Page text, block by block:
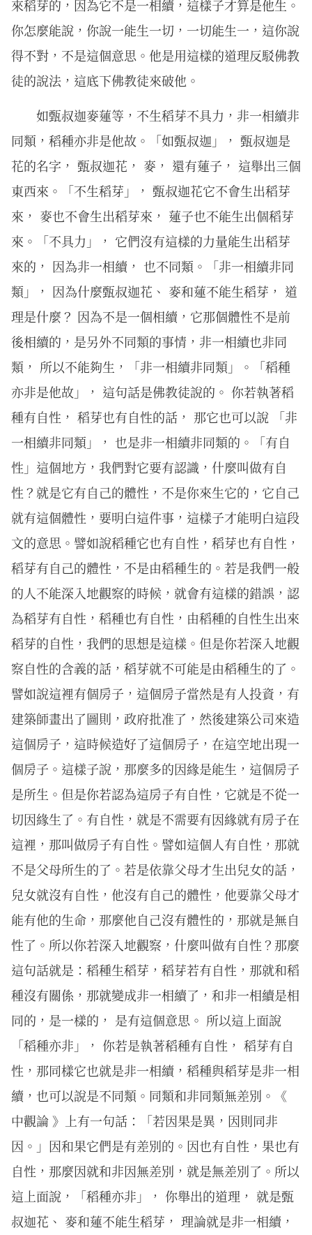
來稻芽的，因為它不是一相續，這樣子才算是他生。
你怎麼能說，你說一能生一切，一切能生一，這你說
得不對，不是這個意思。他是用這樣的道理反駁佛教
徒的說法，這底下佛教徒來破他。
如甄叔迦⿆蓮等，不⽣稻芽不具⼒，⾮⼀相續⾮
同類，稻種亦⾮是他故。「如甄叔迦」， 甄叔迦是
花的名字， 甄叔迦花， 麥， 還有蓮子， 這舉出三個
東西來。「不生稻芽」， 甄叔迦花它不會生出稻芽
來， 麥也不會生出稻芽來， 蓮子也不能生出個稻芽
來。「不具力」， 它們沒有這樣的力量能生出稻芽
來的， 因為非一相續， 也不同類。「非一相續非同
類」， 因為什麼甄叔迦花、 麥和蓮不能生稻芽， 道
理是什麼？ 因為不是一個相續，它那個體性不是前
後相續的，是另外不同類的事情，非一相續也非同
類， 所以不能夠生，「非一相續非同類」。「稻種
亦非是他故」， 這句話是佛教徒說的。 你若執著稻
種有自性， 稻芽也有自性的話， 那它也可以說 「非
一相續非同類」， 也是非一相續非同類的。「有自
性」這個地方，我們對它要有認識，什麼叫做有自
性？就是它有自己的體性，不是你來生它的，它自己
就有這個體性，要明白這件事，這樣子才能明白這段
文的意思。譬如說稻種它也有自性，稻芽也有自性，
稻芽有自己的體性，不是由稻種生的。若是我們一般
的人不能深入地觀察的時候，就會有這樣的錯誤，認
為稻芽有自性，稻種也有自性，由稻種的自性生出來
稻芽的自性，我們的思想是這樣。但是你若深入地觀
察自性的含義的話，稻芽就不可能是由稻種生的了。
譬如說這裡有個房子，這個房子當然是有人投資，有
建築師畫出了圖則，政府批准了，然後建築公司來造
這個房子，這時候造好了這個房子，在這空地出現一
個房子。這樣子說，那麼多的因緣是能生，這個房子
是所生。但是你若認為這房子有自性，它就是不從一
切因緣生了。有自性，就是不需要有因緣就有房子在
這裡，那叫做房子有自性。譬如這個人有自性，那就
不是父母所生的了。若是依靠父母才生出兒女的話，
兒女就沒有自性，他沒有自己的體性，他要靠父母才
能有他的生命，那麼他自己沒有體性的，那就是無自
性了。所以你若深入地觀察，什麼叫做有自性？那麼
這句話就是：稻種生稻芽，稻芽若有自性，那就和稻
種沒有關係，那就變成非一相續了，和非一相續是相
同的，是一樣的， 是有這個意思。 所以這上面說
「稻種亦非」， 你若是執著稻種有自性， 稻芽有自
性，那同樣它也就是非一相續，稻種與稻芽是非一相
續，也可以說是不同類。同類和非同類無差別。《
中觀論 》上有一句話：「若因果是異，因則同非
因。」因和果它們是有差別的。因也有自性，果也有
自性，那麼因就和非因無差別，就是無差別了。所以
這上面說，「稻種亦非」， 你舉出的道理， 就是甄
叔迦花、 麥和蓮不能生稻芽， 理論就是非一相續，